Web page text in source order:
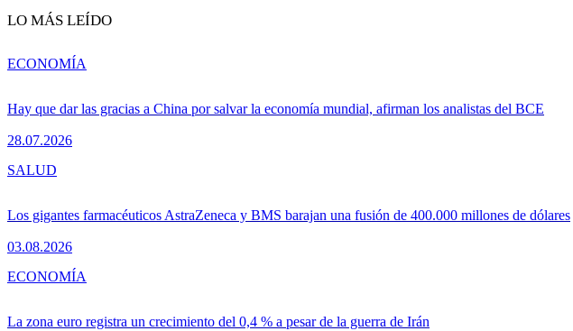
LO MÁS LEÍDO
Hay que dar las gracias a China por salvar la economía mundial, afirman los analistas del BCE
28.07.2026
ECONOMÍA
Los gigantes farmacéuticos AstraZeneca y BMS barajan una fusión de 400.000 millones de dólares
03.08.2026
SALUD
La zona euro registra un crecimiento del 0,4 % a pesar de la guerra de Irán
ECONOMÍA